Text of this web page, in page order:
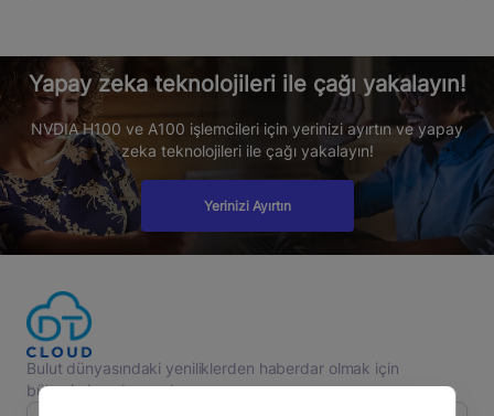
Yapay zeka teknolojileri ile çağı yakalayın!
NVDIA H100 ve A100 işlemcileri için yerinizi ayırtın ve yapay
zeka teknolojileri ile çağı yakalayın!
Yerinizi Ayırtın
Bulut dünyasındaki yeniliklerden haberdar olmak için
bültenimize abone olun.